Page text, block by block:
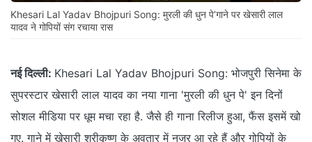
Khesari Lal Yadav Bhojpuri Song: मुरली की धुन पे’गाने पर खेसारी लाल
यादव ने गोपियों संग रचाया रास
नई दिल्ली: Khesari Lal Yadav Bhojpuri Song: भोजपुरी सिनेमा के
सुपरस्टार खेसारी लाल यादव का नया गाना 'मुरली की धुन पे' इन दिनों
सोशल मीडिया पर धूम मचा रहा है. जैसे ही गाना रिलीज हुआ, फैंस इसमें खो
गए. गाने में खेसारी श्रीकृष्ण के अवतार में नजर आ रहे हैं और गोपियों के